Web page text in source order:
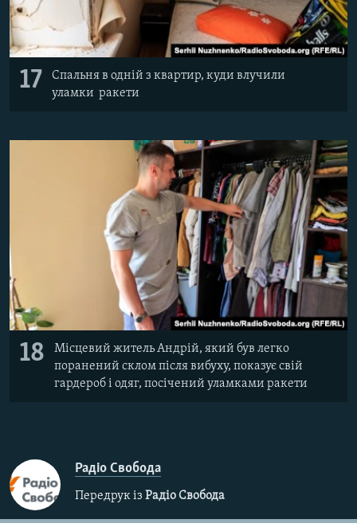
17
Спальня в одній з квартир, куди влучили
уламки ракети
18
Місцевий житель Андрій, який був легко
поранений склом після вибуху, показує свій
гардероб і одяг, посічений уламками ракети
Радіо Свобода
Передрук із Радіо Свобода